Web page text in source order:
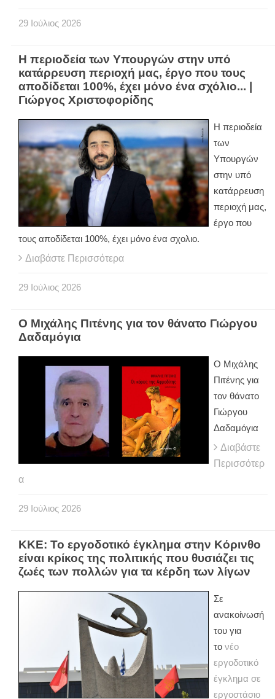
29 Ιούλιος 2026
Η περιοδεία των Υπουργών στην υπό
κατάρρευση περιοχή μας, έργο που τους
αποδίδεται 100%, έχει μόνο ένα σχόλιο... |
Γιώργος Χριστοφορίδης
Η περιοδεία
των
Υπουργών
στην υπό
κατάρρευση
περιοχή μας,
έργο που
τους αποδίδεται 100%, έχει μόνο ένα σχολιο.
Διαβάστε Περισσότερα
29 Ιούλιος 2026
O Μιχάλης Πιτένης για τον θάνατο Γιώργου
Δαδαμόγια
O Μιχάλης
Πιτένης για
τον θάνατο
Γιώργου
Δαδαμόγια
Διαβάστε
Περισσότερ
α
29 Ιούλιος 2026
ΚΚΕ: Το εργοδοτικό έγκλημα στην Κόρινθο
είναι κρίκος της πολιτικής που θυσιάζει τις
ζωές των πολλών για τα κέρδη των λίγων
Σε
ανακοίνωσή
του για
το νέο
εργοδοτικό
έγκλημα σε
εργοστάσιο